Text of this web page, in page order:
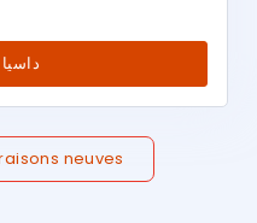
سيات VS داسيا
neuves